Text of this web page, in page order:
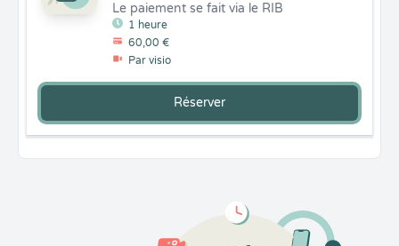
1 heure
60,00 €
Par visio
Le paiement se fait via le RIB
Réserver